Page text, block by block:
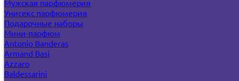
Мужская парфюмерия
Унисекс парфюмерия
Подарочные наборы
Мини-парфюм
Antonio Banderas
Armand Basi
Azzaro
Baldessarini